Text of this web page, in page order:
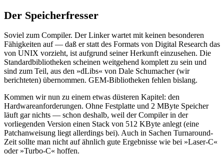
Der Speicherfresser
Soviel zum Compiler. Der Linker wartet mit keinen besonderen
Fähigkeiten auf — daß er statt des Formats von Digital Research das
von UNIX vorzieht, ist aufgrund seiner Herkunft einzusehen. Die
Standardbibliotheken scheinen weitgehend komplett zu sein und
sind zum Teil, aus den »dLibs« von Dale Schumacher (wir
berichteten) übernommen. GEM-Bibliotheken fehlen bislang.
Kommen wir nun zu einem etwas düsteren Kapitel: den
Hardwareanforderungen. Ohne Festplatte und 2 MByte Speicher
läuft gar nichts — schon deshalb, weil der Compiler in der
vorliegenden Version einen Stack von 512 KByte anlegt (eine
Patchanweisung liegt allerdings bei). Auch in Sachen Turnaround-
Zeit sollte man nicht auf ähnlich gute Ergebnisse wie bei »Laser-C«
oder »Turbo-C« hoffen.